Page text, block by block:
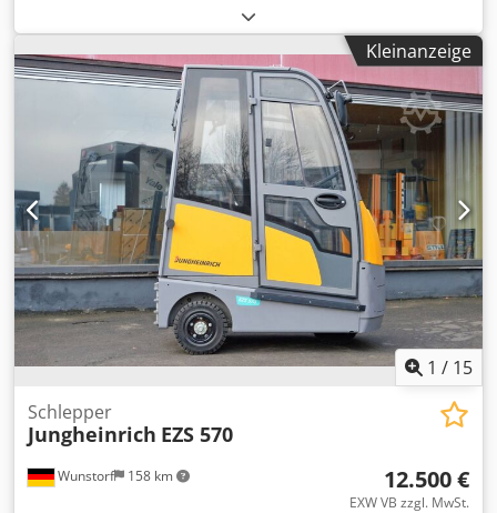
600 kg
Batteriekapazität:96 Ah, Batteriespannung:24 V,
Vorderreifentyp:Luftreifen (pneumatisch),
Hinterreifentyp:Luftreifen (pneumatisch), Leergewicht:
, Zallys JESPI Plattformwagen Baujahr 2019 Daten:
Zallys JESPI Baujahr: 2019 Abgelesene Betriebsstunden (h):
Ohne Zähler Tragkraft (kg): 600 Eigengewicht (kg): 131
Bereifung vorne: Luft Crsdpfx Apezc Nq Nsvof Bereifung
hinten: Luft Batterie-Baujahr: 2019 Batterie-Kapazität (Ah):
96 Batterie-Spannung (V): 24 (2 x 12 V) Zubehör: Ladegerät.
Bedienungsanleitung. Bemerkung: Ladefläche kippbar.
Motor Leistung: 1 kW. Max. Geschwindigkeit: 5 km/h.
Ladefläche: L: 1200 mm x B: 850 mm x H: 200 mm. Gerät: L:
1750 mm x B: 880 mm x H: 1270 mm.
Kleinanzeige
1 / 15
Wunstorf 158 km
Schlepper
Jungheinrich EZS 570
12.500 €
EXW VB zzgl. MwSt.